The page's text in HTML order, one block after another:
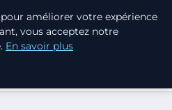
20M3 EN 2026 : TOUT CE…
améliorer votre expérience
vous acceptez notre
En savoir plus